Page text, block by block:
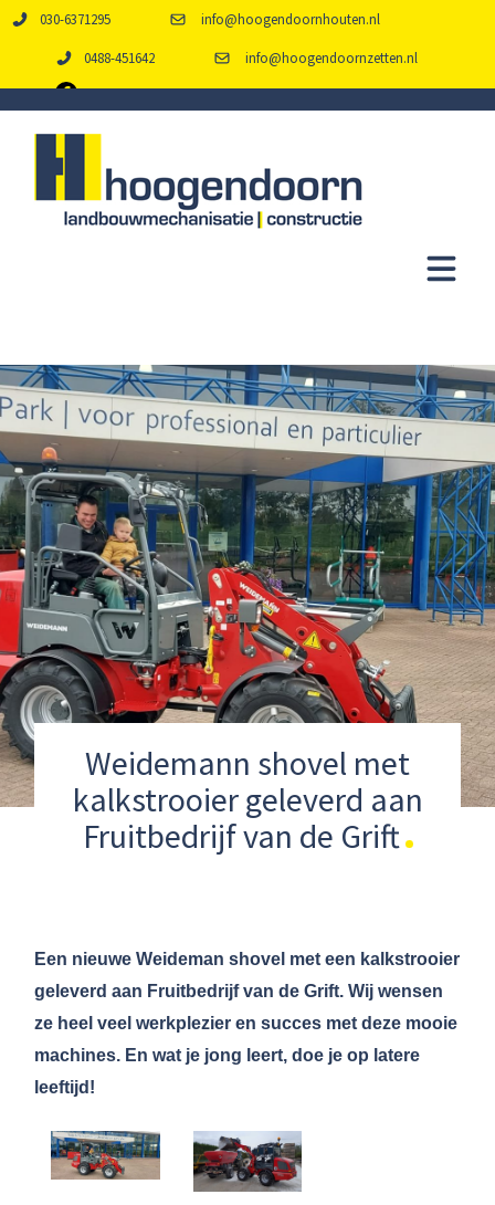
030-6371295 info@hoogendoornhouten.nl
0488-451642 info@hoogendoornzetten.nl
Weidemann shovel met
kalkstrooier geleverd aan
Fruitbedrijf van de Grift
Een nieuwe Weideman shovel met een kalkstrooier
geleverd aan Fruitbedrijf van de Grift. Wij wensen
ze heel veel werkplezier en succes met deze mooie
machines. En wat je jong leert, doe je op latere
leeftijd!